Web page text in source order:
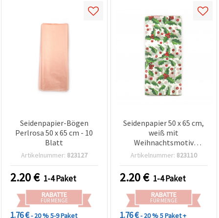
Seidenpapier-Bögen
Perlrosa 50 x 65 cm - 10
Blatt
Artikelnummer: 823127
2.20€ 1-4 Paket
RABATTE
FÜR MENGE
1.76 €- 20 %5-9 Paket
Seidenpapier 50 x 65 cm,
weiß mit
Weihnachtsmotiv
Stechpalme (Ilex), 10
Artikelnummer: 823110
2.20€ 1-4 Paket
RABATTE
FÜR MENGE
1.76 €- 20 %5 Paket +